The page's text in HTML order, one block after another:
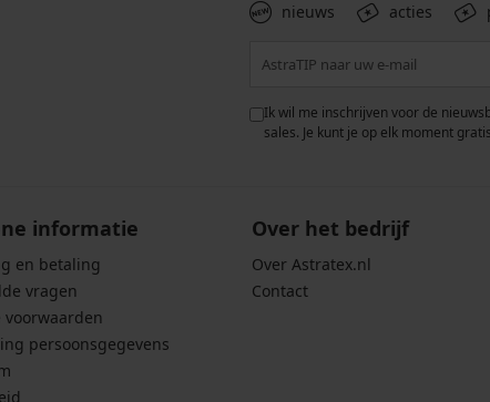
nieuws acties
Ik wil me inschrijven voor de
sales. Je kunt je op elk moment
informatie
en betaling
vragen
voorwaarden
persoonsgegevens
Over het bedrijf
Over Astratex.nl
Contact